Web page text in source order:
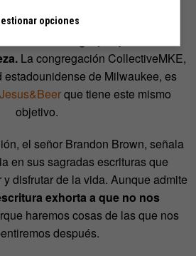
La congregación CollectiveMKE,
estadounidense de Milwaukee, es
Jesus&Beerque tiene este mismo
objetivo.
el señor Brandon Brown, señala
en sus sagradas escrituras que
disfrutar de la vida. Aunque admite
exhorta a que no nos
haremos cosas de las que nos
después.
opciones